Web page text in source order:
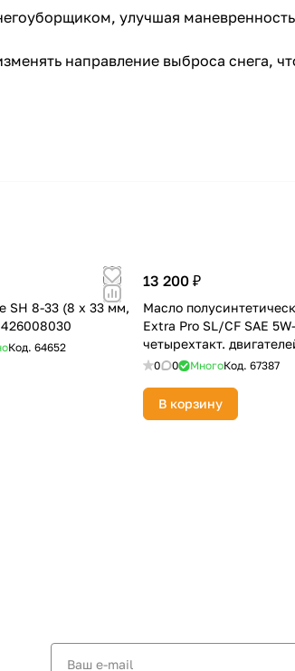
улучшая
направление выброса снега,
SH 8-33 (8 х 33 мм,
Код.64652
13 200 ₽
Масло
Extra Pro SL/CF SAE
четырехтакт.
0 0 МногоКод.67387
В корзину